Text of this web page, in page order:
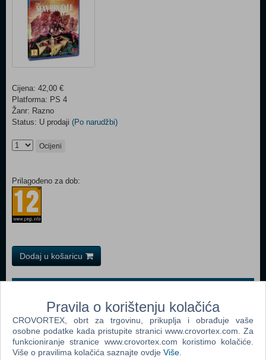
Cijena: 42,00 €
Platforma: PS 4
Žanr: Razno
Status: U prodaji (Po narudžbi)
Ocijeni
Prilagođeno za dob:
Dodaj u košaricu
Playstation 4 Live Card 150 HRK (PS 4)
PlayStation Live Cards Hanger HRK350 (PS 4)
PlayStation Plus Card 365 Days (PS 4)
Pravila o korištenju kolačića
CROVORTEX, obrt za trgovinu, prikuplja i obrađuje vaše
osobne podatke kada pristupite stranici www.crovortex.com. Za
funkcioniranje stranice www.crovortex.com koristimo kolačiće.
Više o pravilima kolačića saznajte ovdje Više